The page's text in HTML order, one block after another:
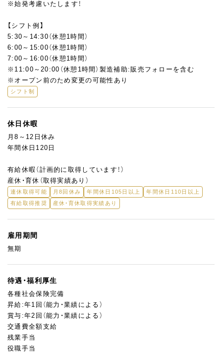
※始発考慮いたします！
【シフト例】
5:30～14:30（休憩1時間）
6:00～15:00（休憩1時間）
7:00～16:00（休憩1時間）
※11:00～20:00（休憩1時間）製造補助:販売フォローを含む
※オープン前のため変更の可能性あり
シフト制
休日休暇
月8～12日休み
年間休日120日
有給休暇（計画的に取得しています！）
産休・育休（取得実績あり）
連休取得可能 月8回休み 年間休日105日以上
年間休日110日以上
有給取得推奨
産休・育休取得実績あり
雇用期間
無期
待遇・福利厚生
各種社会保険完備
昇給:年1回（能力・業績による）
賞与:年2回（能力・業績による）
交通費全額支給
残業手当
役職手当